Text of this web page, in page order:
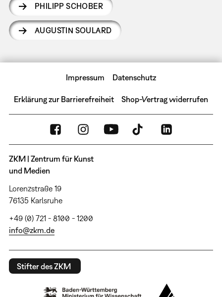
PHILIPP SCHOBER
AUGUSTIN SOULARD
Impressum Datenschutz
Erklärung zur Barrierefreiheit Shop-Vertrag widerrufen
ZKM | Zentrum für Kunst
und Medien
Lorenzstraße 19
76135 Karlsruhe
+49 (0) 721 - 8100 - 1200
info@zkm.de
Stifter des ZKM